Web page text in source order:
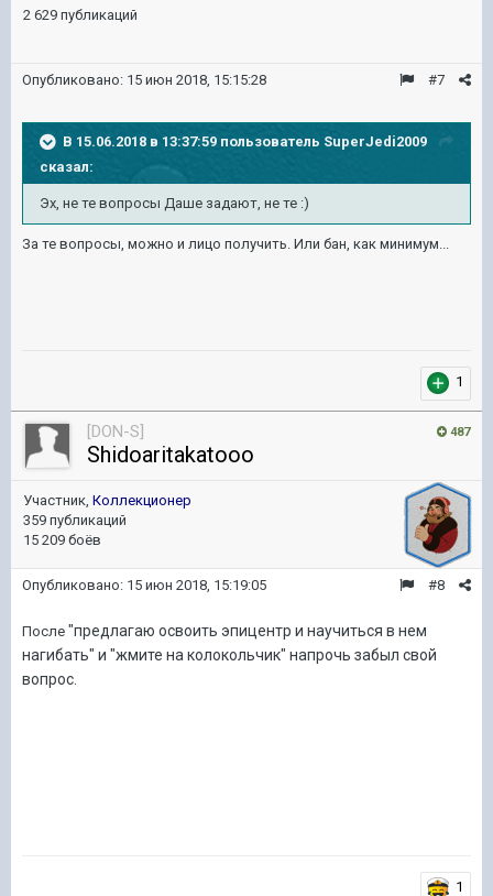
2 629 публикаций
#7
Опубликовано: 15 июн 2018, 15:15:28
В 15.06.2018 в 13:37:59 пользователь SuperJedi2009
сказал:
Эх, не те вопросы Даше задают, не те :)
За те вопросы, можно и лицо получить. Или бан, как минимум...
1
487
[DON-S]
Shidoaritakatooo
Участник, Коллекционер
359 публикаций
15 209 боёв
#8
Опубликовано: 15 июн 2018, 15:19:05
После "предлагаю освоить эпицентр и научиться в нем
нагибать" и "жмите на колокольчик" напрочь забыл свой
вопрос.
1